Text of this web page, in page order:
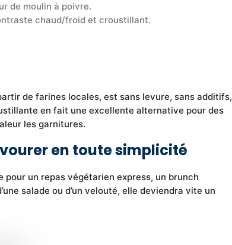
de moulin à poivre.
chaud/froid et croustillant.
de farines locales, est sans levure, sans additifs,
en fait une excellente alternative pour des
les garnitures.
en toute simplicité
pour un repas végétarien express, un brunch
salade ou d’un velouté, elle deviendra vite un